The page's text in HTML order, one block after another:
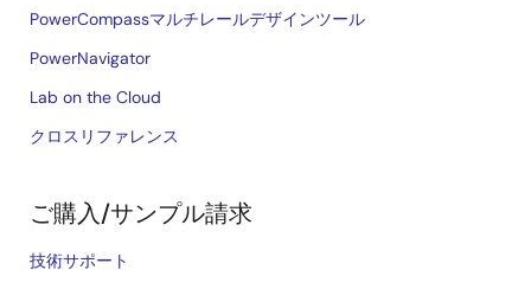
PowerCompassマルチレールデザインツール
PowerNavigator
Lab on the Cloud
クロスリファレンス
ご購入/サンプル請求
技術サポート